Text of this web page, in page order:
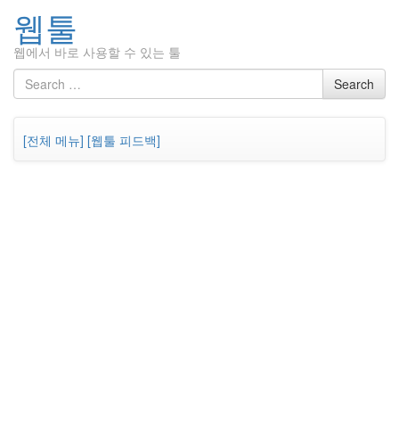
웹툴
웹에서 바로 사용할 수 있는 툴
Skip
to
content
Search
for
Search
[전체 메뉴] [웹툴 피드백]